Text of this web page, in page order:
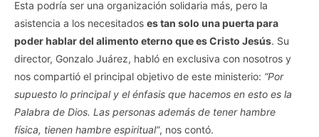
Esta podría ser una organización solidaria más, pero la
asistencia a los necesitados es tan solo una puerta para
poder hablar del alimento eterno que es Cristo Jesús. Su
director, Gonzalo Juárez, habló en exclusiva con nosotros y
nos compartió el principal objetivo de este ministerio: “Por
supuesto lo principal y el énfasis que hacemos en esto es la
Palabra de Dios. Las personas además de tener hambre
física, tienen hambre espiritual”, nos contó.